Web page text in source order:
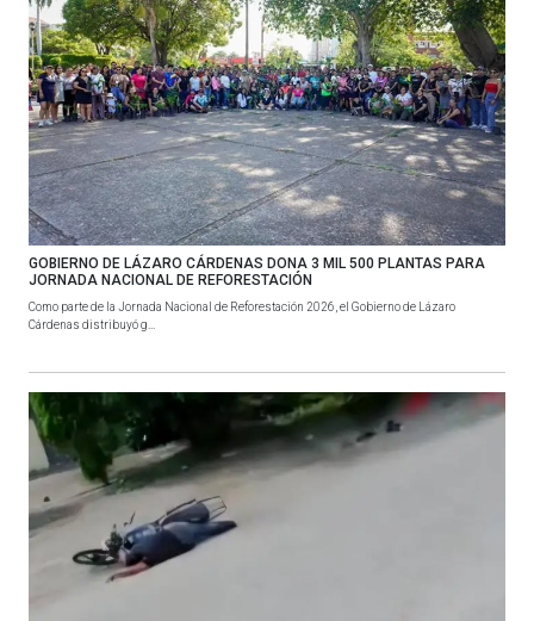
GOBIERNO DE LÁZARO CÁRDENAS DONA 3 MIL 500 PLANTAS PARA
JORNADA NACIONAL DE REFORESTACIÓN
Como parte de la Jornada Nacional de Reforestación 2026, el Gobierno de Lázaro
Cárdenas distribuyó g...